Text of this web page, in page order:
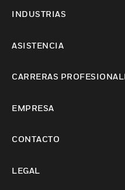
INDUSTRIAS
ASISTENCIA
CARRERAS
EMPRESA
CONTACTO
LEGAL